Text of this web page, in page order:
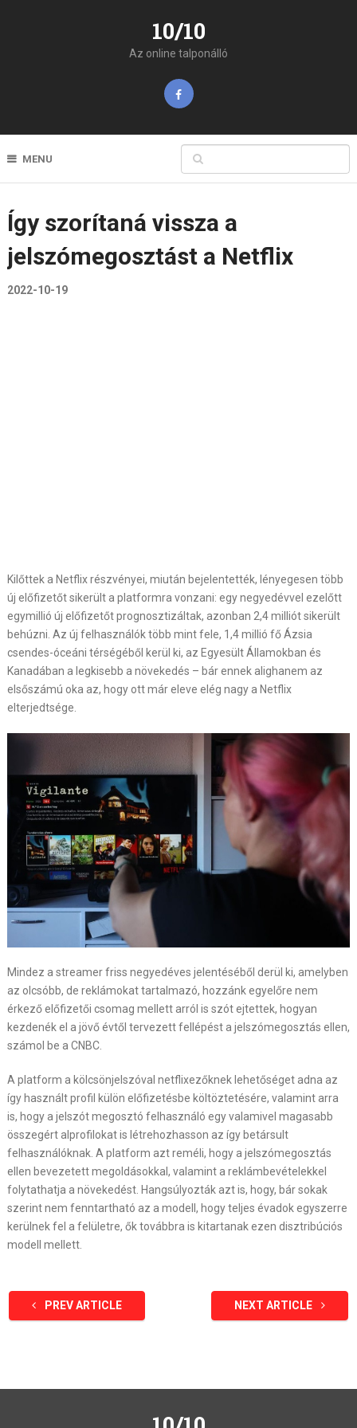
10/10
Az online talponálló
MENU
Így szorítaná vissza a
jelszómegosztást a Netflix
2022-10-19
Kilőttek a Netflix részvényei, miután bejelentették, lényegesen több
új előfizetőt sikerült a platformra vonzani: egy negyedévvel ezelőtt
egymillió új előfizetőt prognosztizáltak, azonban 2,4 milliót sikerült
behúzni. Az új felhasználók több mint fele, 1,4 millió fő Ázsia
csendes-óceáni térségéből kerül ki, az Egyesült Államokban és
Kanadában a legkisebb a növekedés – bár ennek alighanem az
elsőszámú oka az, hogy ott már eleve elég nagy a Netflix
elterjedtsége.
Mindez a streamer friss negyedéves jelentéséből derül ki, amelyben
az olcsóbb, de reklámokat tartalmazó, hozzánk egyelőre nem
érkező előfizetői csomag mellett arról is szót ejtettek, hogyan
kezdenék el a jövő évtől tervezett fellépést a jelszómegosztás ellen,
számol be a CNBC.
A platform a kölcsönjelszóval netflixezőknek lehetőséget adna az
így használt profil külön előfizetésbe költöztetésére, valamint arra
is, hogy a jelszót megosztó felhasználó egy valamivel magasabb
összegért alprofilokat is létrehozhasson az így betársult
felhasználóknak. A platform azt reméli, hogy a jelszómegosztás
ellen bevezetett megoldásokkal, valamint a reklámbevételekkel
folytathatja a növekedést. Hangsúlyozták azt is, hogy, bár sokak
szerint nem fenntartható az a modell, hogy teljes évadok egyszerre
kerülnek fel a felületre, ők továbbra is kitartanak ezen disztribúciós
modell mellett.
PREV ARTICLE NEXT ARTICLE